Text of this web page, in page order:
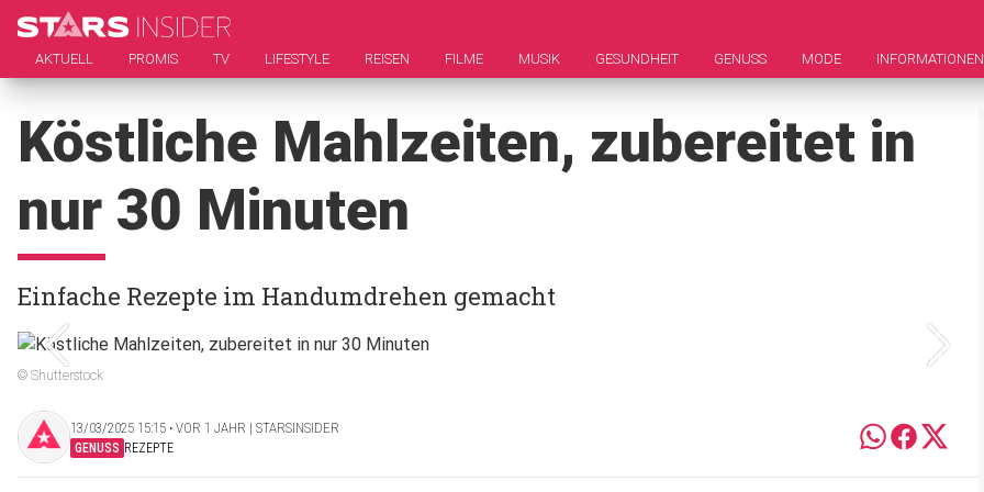
AKTUELL PROMIS TV LIFESTYLE REISEN FILME MUSIK GESUNDHEIT GENUSS MODE INFORMATIONEN
Köstliche Mahlzeiten, zubereitet in
nur 30 Minuten
Einfache Rezepte im Handumdrehen gemacht
© Shutterstock
13/03/2025 15:15 ‧ VOR 1 JAHR | STARSINSIDER
GENUSS REZEPTE